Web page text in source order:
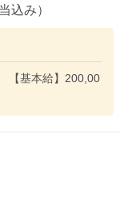
込み）
【基本給】200,00